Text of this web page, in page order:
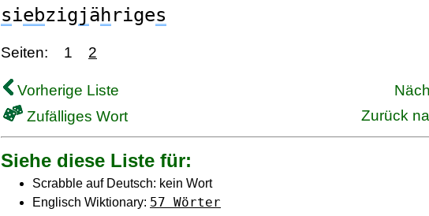
siebzigjähriges
Seiten: 1 2
Vorherige Liste
Zufälliges Wort
Zurück
Siehe diese Liste für:
Scrabble auf Deutsch: kein Wort
Englisch Wiktionary: 57 Wörter